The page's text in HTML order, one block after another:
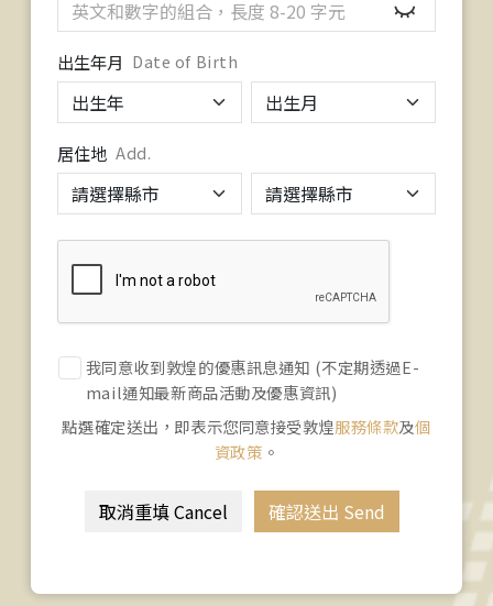
出生年月 Date of Birth
居住地 Add.
我同意收到敦煌的優惠訊息通知 (不定期透過E-
mail通知最新商品活動及優惠資訊)
點選確定送出，即表示您同意接受敦煌服務條款及個
資政策 。
取消重填 Cancel 確認送出 Send